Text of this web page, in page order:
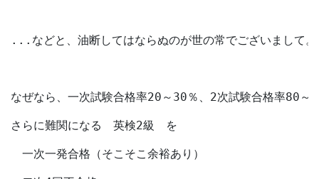
...などと、油断してはならぬのが世の常でございまして。
なぜなら、一次試験合格率20～30％、2次試験合格率80～
さらに難関になる　英検2級　を
一次一発合格（そこそこ余裕あり）